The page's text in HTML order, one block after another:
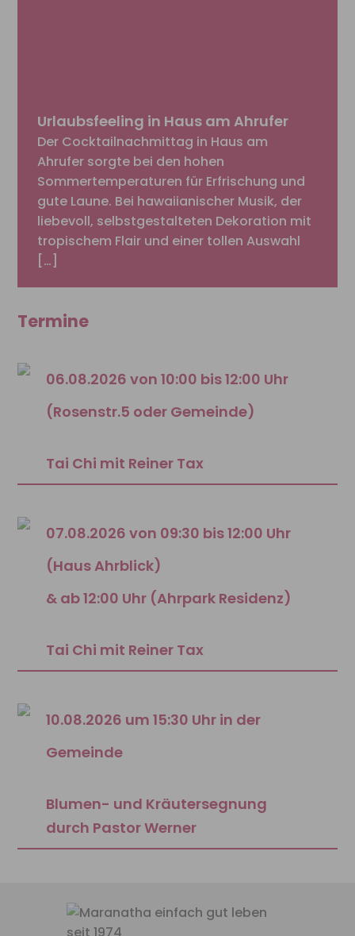
Urlaubsfeeling in Haus am Ahrufer
Der Cocktailnachmittag in Haus am
Ahrufer sorgte bei den hohen
Sommertemperaturen für Erfrischung und
gute Laune. Bei hawaiianischer Musik, der
liebevoll, selbstgestalteten Dekoration mit
tropischem Flair und einer tollen Auswahl
[…]
Termine
06.08.2026 von 10:00 bis 12:00 Uhr
(Rosenstr.5 oder Gemeinde)
Tai Chi mit Reiner Tax
07.08.2026 von 09:30 bis 12:00 Uhr
(Haus Ahrblick)
& ab 12:00 Uhr (Ahrpark Residenz)
Tai Chi mit Reiner Tax
10.08.2026 um 15:30 Uhr in der
Gemeinde
Blumen- und Kräutersegnung
durch Pastor Werner